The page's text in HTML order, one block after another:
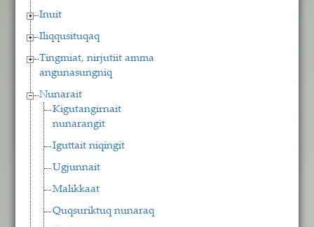
Inuit
Iliqqusituqaq
Tingmiat, nirjutiit amma
angunasungniq
Nunarait
Kigutangirnait
nunarangit
Iguttait niqingit
Ugjunnait
Malikkaat
Quqsuriktuq nunaraq